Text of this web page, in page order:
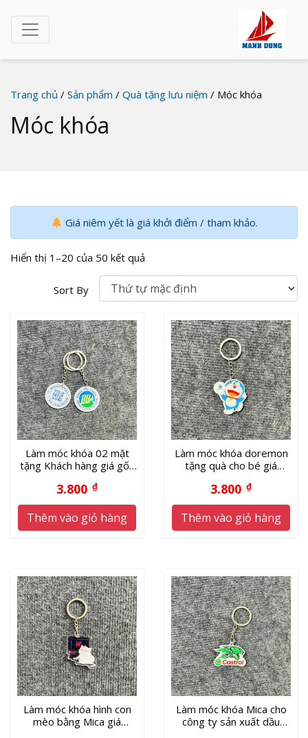
Trang chủ / Sản phẩm / Quà tặng lưu niệm / Móc khóa
Móc khóa
Giá niêm yết là giá khởi điểm / tham khảo.
Hiển thị 1–20 của 50 kết quả
Sort By
Làm móc khóa 02 mặt
tặng Khách hàng giá gốc
3.800 ₫
Thêm vào giỏ hàng
Làm móc khóa doremon
tặng quà cho bé giá
3.800 ₫
Thêm vào giỏ hàng
Làm móc khóa hình con
mèo bằng Mica giá
Làm móc khóa Mica cho
công ty sản xuất dầu